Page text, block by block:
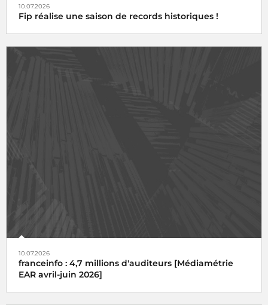
10.07.2026
Fip réalise une saison de records historiques !
10.07.2026
franceinfo : 4,7 millions d'auditeurs [Médiamétrie
EAR avril-juin 2026]